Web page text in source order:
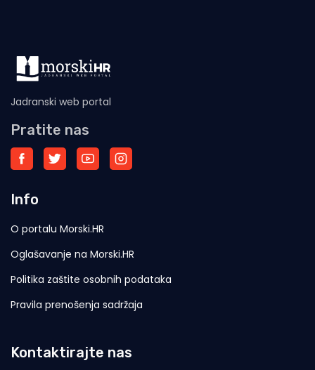
Jadranski web portal
Pratite nas
Info
O portalu Morski.HR
Oglašavanje na Morski.HR
Politika zaštite osobnih podataka
Pravila prenošenja sadržaja
Kontaktirajte nas